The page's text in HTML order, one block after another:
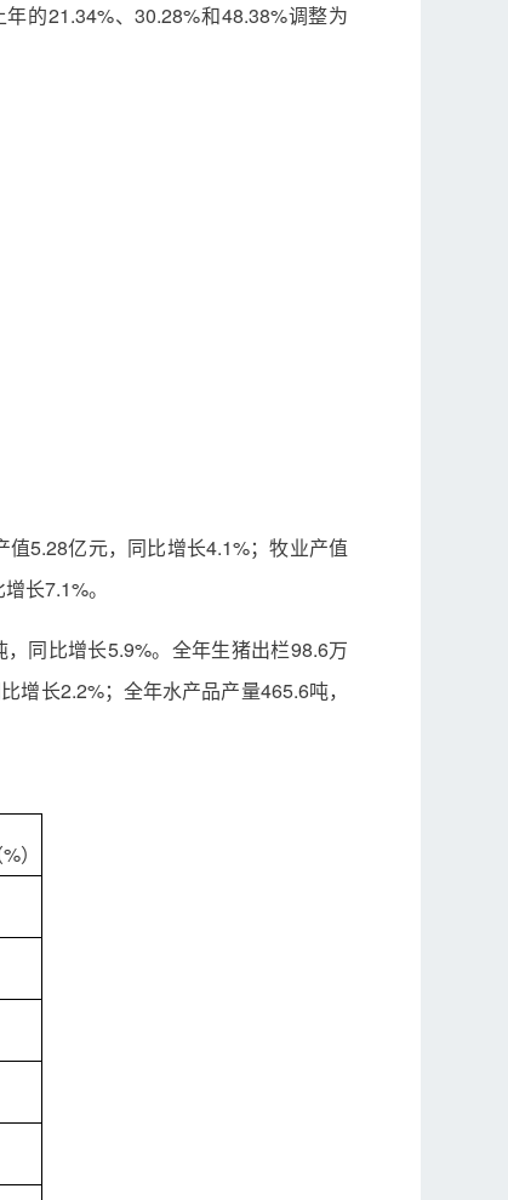
的21.34%、30.28%和48.38%调整为
5.28亿元，同比增长4.1%；牧业产值
长7.1%。
同比增长5.9%。全年生猪出栏98.6万
长2.2%；全年水产品产量465.6吨，
）